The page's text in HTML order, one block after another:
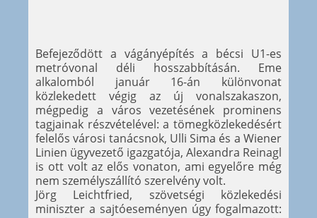
Befejeződött a vágányépítés a bécsi U1-es
metróvonal déli hosszabbításán. Eme
alkalomból január 16-án különvonat
közlekedett végig az új vonalszakaszon,
mégpedig a város vezetésének prominens
tagjainak részvételével: a tömegközlekedésért
felelős városi tanácsnok, Ulli Sima és a Wiener
Linien ügyvezető igazgatója, Alexandra Reinagl
is ott volt az elős vonaton, ami egyelőre még
nem személyszállító szerelvény volt.
Jörg Leichtfried, szövetségi közlekedési
miniszter a sajtóeseményen úgy fogalmazott: